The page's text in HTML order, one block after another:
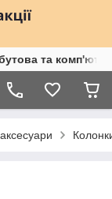
та